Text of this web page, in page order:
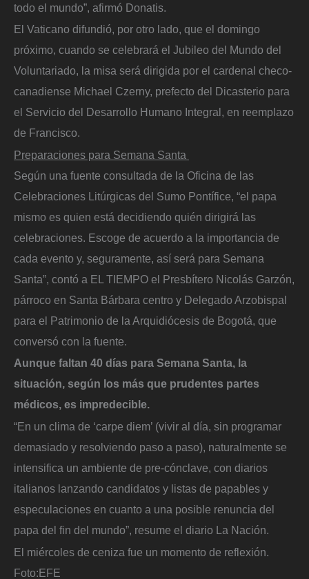
todo el mundo”, afirmó Donatis.
El Vaticano difundió, por otro lado, que el domingo
próximo, cuando se celebrará el Jubileo del Mundo del
Voluntariado, la misa será dirigida por el cardenal checo-
canadiense Michael Czerny, prefecto del Dicasterio para
el Servicio del Desarrollo Humano Integral, en reemplazo
de Francisco.
Preparaciones para Semana Santa
Según una fuente consultada de la Oficina de las
Celebraciones Litúrgicas del Sumo Pontífice, “el papa
mismo es quien está decidiendo quién dirigirá las
celebraciones. Escoge de acuerdo a la importancia de
cada evento y, seguramente, así será para Semana
Santa”, contó a EL TIEMPO el Presbítero Nicolás Garzón,
párroco en Santa Bárbara centro y Delegado Arzobispal
para el Patrimonio de la Arquidiócesis de Bogotá, que
conversó con la fuente.
Aunque faltan 40 días para Semana Santa, la
situación, según los más que prudentes partes
médicos, es impredecible.
“En un clima de ‘carpe diem’ (vivir al día, sin programar
demasiado y resolviendo paso a paso), naturalmente se
intensifica un ambiente de pre-cónclave, con diarios
italianos lanzando candidatos y listas de papables y
especulaciones en cuanto a una posible renuncia del
papa del fin del mundo”, resume el diario La Nación.
El miércoles de ceniza fue un momento de reflexión.
Foto:EFE